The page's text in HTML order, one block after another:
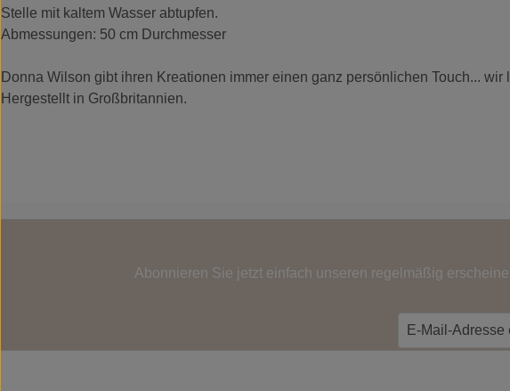
Stelle mit kaltem Wasser abtupfen.
Abmessungen: 50 cm Durchmesser
Donna Wilson gibt ihren Kreationen immer einen ganz persönlichen Touch... wir
Hergestellt in Großbritannien.
Abonnieren Sie jetzt einfach unseren regelmäßig